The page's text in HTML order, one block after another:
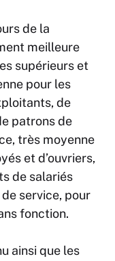
de la
meilleure
supérieurs et
pour les
de
patrons de
très moyenne
et d’ouvriers,
de salariés
service, pour
fonction.
ainsi que les